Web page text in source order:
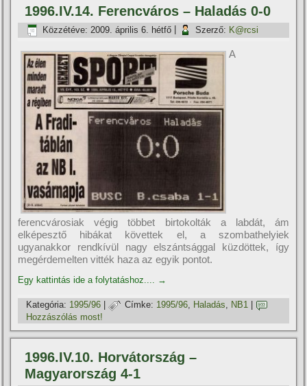
1996.IV.14. Ferencváros – Haladás 0-0
Közzétéve: 2009. április 6. hétfő Szerző: K@rcsi
A
ferencvárosiak végig többet birtokolták a labdát, ám
elképesztő hibákat követtek el, a szombathelyiek
ugyanakkor rendkí­vül nagy elszántsággal küzdöttek, í­gy
megérdemelten vitték haza az egyik pontot.
Egy kattintás ide a folytatáshoz.... →
Kategória: 1995/96 | Címke: 1995/96, Haladás, NB1
Hozzászólás most!
1996.IV.10. Horvátország –
Magyarország 4-1